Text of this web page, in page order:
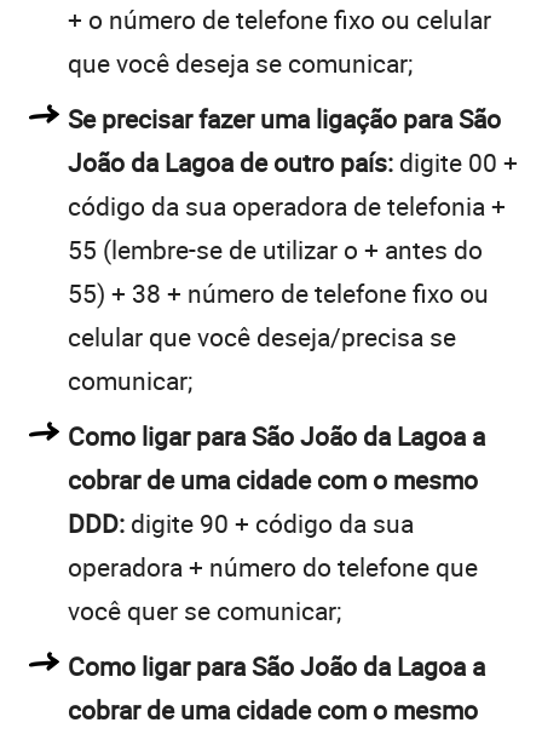
+ o número de telefone fixo ou celular
que você deseja se comunicar;
Se precisar fazer uma ligação para São
João da Lagoa de outro país: digite 00 +
código da sua operadora de telefonia +
55 (lembre-se de utilizar o + antes do
55) + 38 + número de telefone fixo ou
celular que você deseja/precisa se
comunicar;
Como ligar para São João da Lagoa a
cobrar de uma cidade com o mesmo
DDD: digite 90 + código da sua
operadora + número do telefone que
você quer se comunicar;
Como ligar para São João da Lagoa a
cobrar de uma cidade com o mesmo